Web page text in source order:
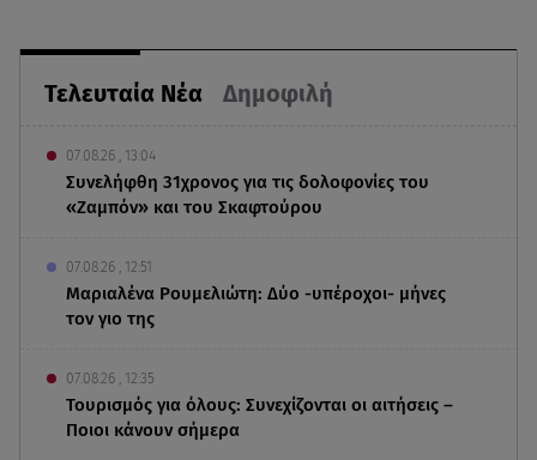
Τελευταία Νέα Δημοφιλή
07.08.26 , 13:04
Συνελήφθη 31χρονος για τις δολοφονίες του
«Ζαμπόν» και του Σκαφτούρου
07.08.26 , 12:51
Μαριαλένα Ρουμελιώτη: Δύο -υπέροχοι- μήνες
τον γιο της
07.08.26 , 12:35
Τουρισμός για όλους: Συνεχίζονται οι αιτήσεις –
Ποιοι κάνουν σήμερα